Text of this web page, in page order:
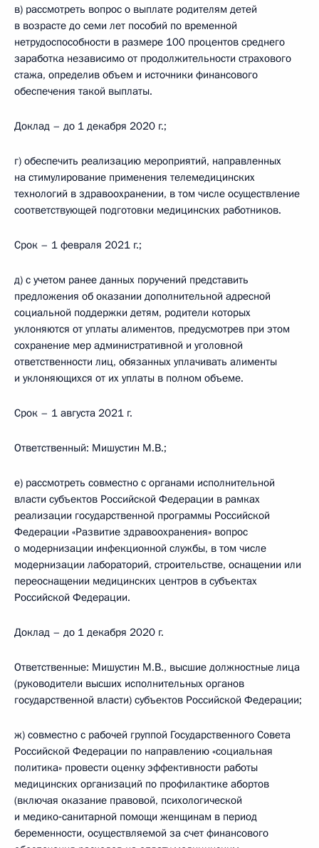
в) рассмотреть вопрос о выплате родителям детей
в возрасте до семи лет пособий по временной
нетрудоспособности в размере 100 процентов среднего
заработка независимо от продолжительности страхового
стажа, определив объем и источники финансового
обеспечения такой выплаты.
Доклад – до 1 декабря 2020 г.;
г) обеспечить реализацию мероприятий, направленных
на стимулирование применения телемедицинских
технологий в здравоохранении, в том числе осуществление
соответствующей подготовки медицинских работников.
Срок – 1 февраля 2021 г.;
д) с учетом ранее данных поручений представить
предложения об оказании дополнительной адресной
социальной поддержки детям, родители которых
уклоняются от уплаты алиментов, предусмотрев при этом
сохранение мер административной и уголовной
ответственности лиц, обязанных уплачивать алименты
и уклоняющихся от их уплаты в полном объеме.
Срок – 1 августа 2021 г.
Ответственный: Мишустин М.В.;
е) рассмотреть совместно с органами исполнительной
власти субъектов Российской Федерации в рамках
реализации государственной программы Российской
Федерации «Развитие здравоохранения» вопрос
о модернизации инфекционной службы, в том числе
модернизации лабораторий, строительстве, оснащении или
переоснащении медицинских центров в субъектах
Российской Федерации.
Доклад – до 1 декабря 2020 г.
Ответственные: Мишустин М.В., высшие должностные лица
(руководители высших исполнительных органов
государственной власти) субъектов Российской Федерации;
ж) совместно с рабочей группой Государственного Совета
Российской Федерации по направлению «социальная
политика» провести оценку эффективности работы
медицинских организаций по профилактике абортов
(включая оказание правовой, психологической
и медико‑санитарной помощи женщинам в период
беременности, осуществляемой за счет финансового